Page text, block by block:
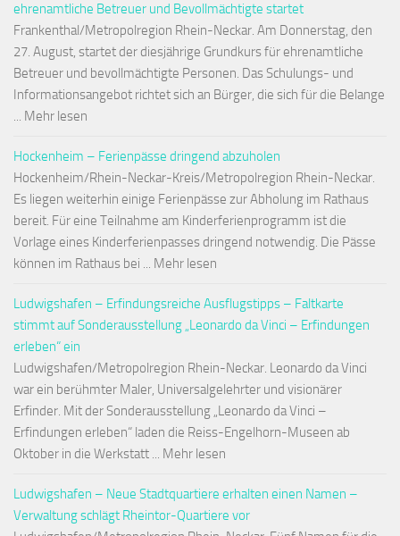
ehrenamtliche Betreuer und Bevollmächtigte startet
Frankenthal/Metropolregion Rhein-Neckar. Am Donnerstag, den
27. August, startet der diesjährige Grundkurs für ehrenamtliche
Betreuer und bevollmächtigte Personen. Das Schulungs- und
Informationsangebot richtet sich an Bürger, die sich für die Belange
... Mehr lesen
Hockenheim – Ferienpässe dringend abzuholen
Hockenheim/Rhein-Neckar-Kreis/Metropolregion Rhein-Neckar.
Es liegen weiterhin einige Ferienpässe zur Abholung im Rathaus
bereit. Für eine Teilnahme am Kinderferienprogramm ist die
Vorlage eines Kinderferienpasses dringend notwendig. Die Pässe
können im Rathaus bei ... Mehr lesen
Ludwigshafen – Erfindungsreiche Ausflugstipps – Faltkarte
stimmt auf Sonderausstellung „Leonardo da Vinci – Erfindungen
erleben“ ein
Ludwigshafen/Metropolregion Rhein-Neckar. Leonardo da Vinci
war ein berühmter Maler, Universalgelehrter und visionärer
Erfinder. Mit der Sonderausstellung „Leonardo da Vinci –
Erfindungen erleben“ laden die Reiss-Engelhorn-Museen ab
Oktober in die Werkstatt ... Mehr lesen
Ludwigshafen – Neue Stadtquartiere erhalten einen Namen –
Verwaltung schlägt Rheintor-Quartiere vor